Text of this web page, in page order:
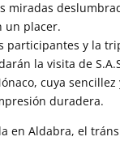
miradas
un placer.
participantes y la
la visita de
cuya sencillez
duradera.
en Aldabra, el